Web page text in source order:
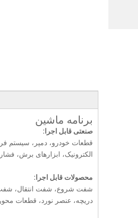
برنامه ماشین
صنعتی قابل اجرا:
قطعات خودرو، دمپر، سیستم
الکترونیک، ابزارهای برش،
محصولات قابل اجرا:
شفت شروع، شفت انتقال، شفت
دریچه، عنصر نورد، قطعات